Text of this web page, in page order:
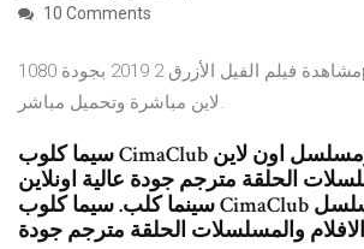
10 Comments
مشاهدة فيلم الفيل الأزرق 2 2019 بجودة 1080p HD مشاهدة اون
لاين مباشرة وتحميل مباشر.
سيما كلوب CimaClub مشاهدة فيلم ومسلسل اون لاين
الحلقة مترجم جودة عالية اونلاين
سينما كلب. سيما كلوب CimaClub مشاهدة فيلم ومسلسل
والمسلسلات الحلقة مترجم جودة